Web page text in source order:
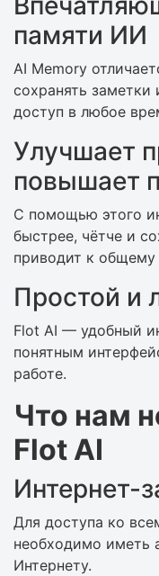
памяти ИИ
AI Memory
сохранять
доступ в любое
Улучшает
повышает
С помощью этого
быстрее, чётче и
приводит к общему
Простой и
Flot AI — удобный
понятным
работе.
Что нам
Flot AI
Интернет-
Для доступа ко
необходимо иметь
Интернету.